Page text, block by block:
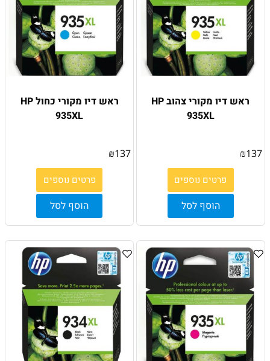
ראש דיו מקורי צהוב HP
935XL
₪137
פרטים נוספים
הוסף לסל
ראש דיו מקורי כחול HP
935XL
₪137
פרטים נוספים
הוסף לסל